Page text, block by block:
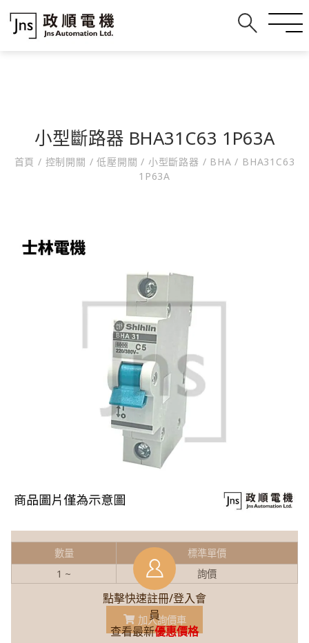
小型斷路器 BHA31C63 1P63A
首頁 / 控制開關 / 低壓開關/ 小型斷路器 / BHA/ BHA31C63
1P63A
點擊快速註冊/登入會
員
查看最新優惠價格
數量
標準單價
1 ~
詢價
加入詢價車